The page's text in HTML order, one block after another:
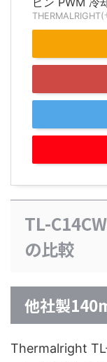
TL-
の比較
他社製
Thermalright